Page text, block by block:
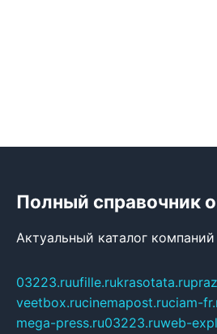
Полный справочник
Актуальный каталог
03223.ruufille.rukrasotata.ru
veetbox.rucinemapost.ruciam-
mega-press.ru03223.ruweb-